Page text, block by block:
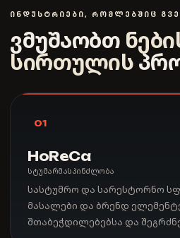
ᲘᲜᲓᲣᲡᲢᲠᲘᲔᲑᲘ, ᲠᲝᲛᲚᲔᲑᲨᲘᲪ
ვმუშაობთ
სირთულის
01
HoReCa
სტუმარმასპინძლობა
სასტუმრო და სარესტორნო
მასალები და ბრენდ
შთაბეჭდილებებსა და